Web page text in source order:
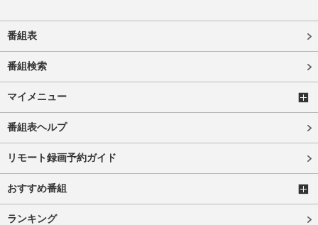
番組表
番組検索
マイメニュー
番組表ヘルプ
リモート録画予約ガイド
おすすめ番組
ランキング